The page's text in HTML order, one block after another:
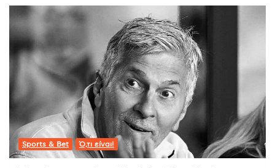
Sports & Bet Ό,τι είναι!